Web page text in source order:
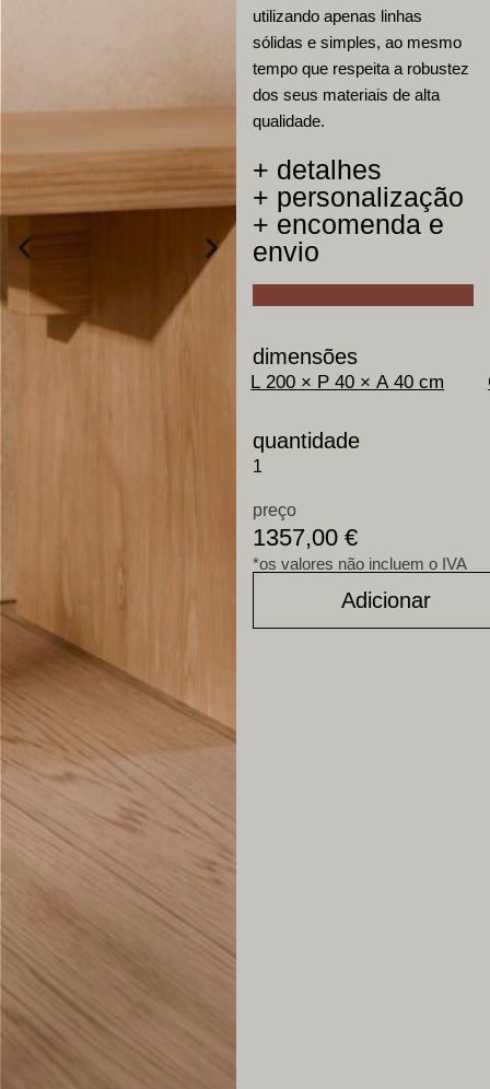
utilizando apenas linhas
sólidas e simples, ao mesmo
tempo que respeita a robustez
dos seus materiais de alta
qualidade.
+ detalhes
+ personalização
+ encomenda e
envio
dimensões
quantidade
preço
1357,00€
*os valores não incluem o IVA
Adicionar